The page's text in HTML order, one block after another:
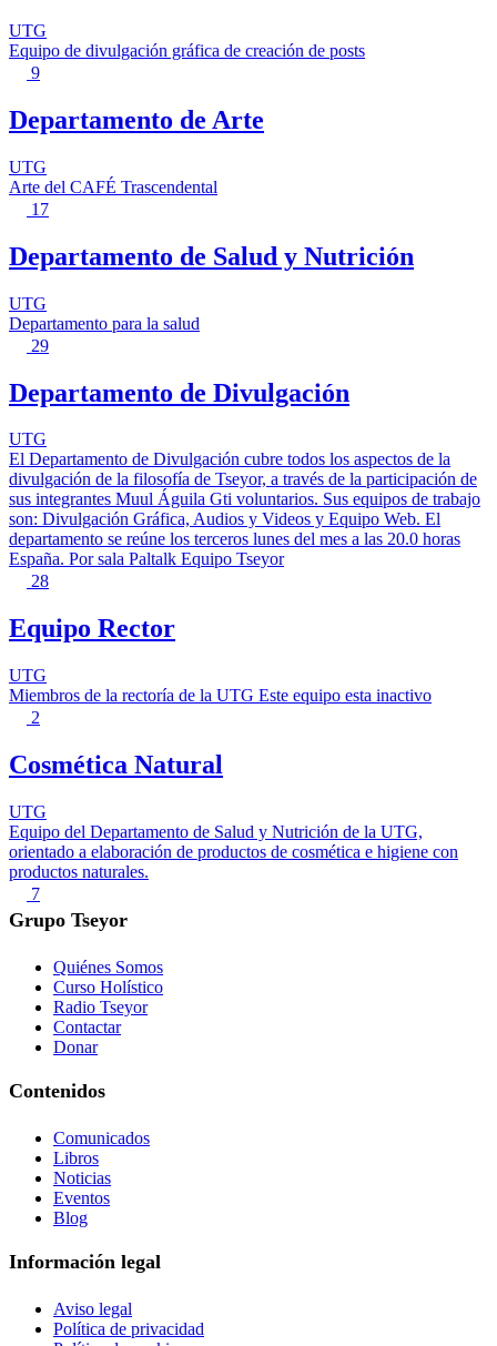
UTG
Equipo de divulgación gráfica de creación de posts
9
Departamento de Arte
UTG
Arte del CAFÉ Trascendental
17
Departamento de Salud y Nutrición
UTG
Departamento para la salud
29
Departamento de Divulgación
UTG
El Departamento de Divulgación cubre todos los aspectos de la
divulgación de la filosofía de Tseyor, a través de la participación de
sus integrantes Muul Águila Gti voluntarios. Sus equipos de trabajo
son: Divulgación Gráfica, Audios y Videos y Equipo Web. El
departamento se reúne los terceros lunes del mes a las 20.0 horas
España. Por sala Paltalk Equipo Tseyor
28
Equipo Rector
UTG
Miembros de la rectoría de la UTG Este equipo esta inactivo
2
Cosmética Natural
UTG
Equipo del Departamento de Salud y Nutrición de la UTG,
orientado a elaboración de productos de cosmética e higiene con
productos naturales.
7
Grupo Tseyor
Quiénes Somos
Curso Holístico
Radio Tseyor
Contactar
Donar
Contenidos
Comunicados
Libros
Noticias
Eventos
Blog
Información legal
Aviso legal
Política de privacidad